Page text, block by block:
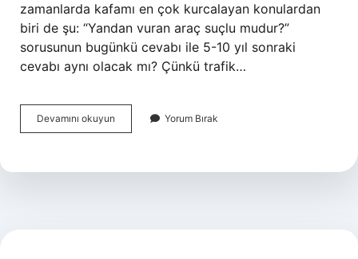
zamanlarda kafamı en çok kurcalayan konulardan
biri de şu: “Yandan vuran araç suçlu mudur?”
sorusunun bugünkü cevabı ile 5-10 yıl sonraki
cevabı aynı olacak mı? Çünkü trafik…
Devamını okuyun
vuran
mudur
Yorum Bırak